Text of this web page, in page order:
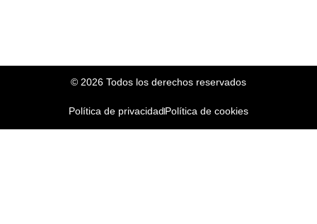
© 2026 Todos los derechos reservados
Política de privacidadPolítica de cookies